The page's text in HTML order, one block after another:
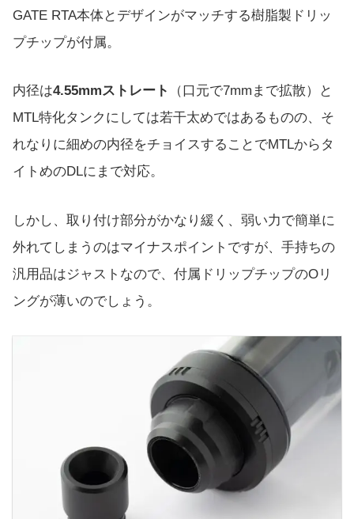
GATE RTA本体とデザインがマッチする樹脂製ドリッ
プチップが付属。
内径は4.55mmストレート
（口元で7mmまで拡散）と
MTL特化タンクにしては若干太めではあるものの、そ
れなりに細めの内径をチョイスすることでMTLからタ
イトめのDLにまで対応。
しかし、取り付け部分がかなり緩く、弱い力で簡単に
外れてしまうのはマイナスポイントですが、手持ちの
汎用品はジャストなので、付属ドリップチップのOリ
ングが薄いのでしょう。